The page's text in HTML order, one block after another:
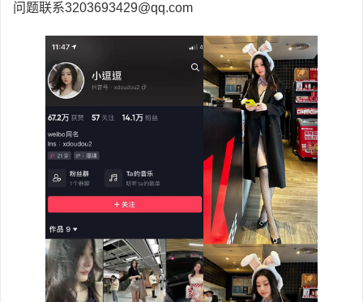
问题联系3203693429@qq.com